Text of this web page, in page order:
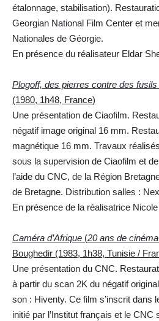
étalonnage, stabilisation).
Georgian National Film Center et
Nationales de Géorgie.
En présence du réalisateur Eldar
Plogoff, des pierres contre des fusils
(1980, 1h48, France)
Une présentation de Ciaofilm.
négatif image original 16 mm.
magnétique 16 mm. Travaux
sous la supervision de Ciaofilm et
l’aide du CNC, de la Région
de Bretagne. Distribution salles :
En présence de la réalisatrice
Caméra d’Afrique (20 ans de
Boughedir (1983, 1h38, Tunisie /
Une présentation du CNC.
à partir du scan 2K du négatif
son : Hiventy. Ce film s’inscrit dans
initié par l’Institut français et le CNC